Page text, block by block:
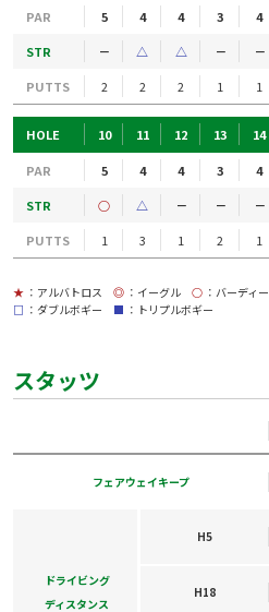
PAR 5 4 4 3 4
STR
－ △ △ － －
PUTTS
2 2 2 1 1
HOLE 10 11 12 13 14
PAR 5 4 4 3 4
STR
○ △ － － －
PUTTS
1 3 1 2 1
★ ：アルバトロス ◎ ：イーグル ○ ：バーディー
□ ：ダブルボギー ■ ：トリプルボギー
スタッツ
フェアウェイキープ
ドライビング
ディスタンス
H5
H18